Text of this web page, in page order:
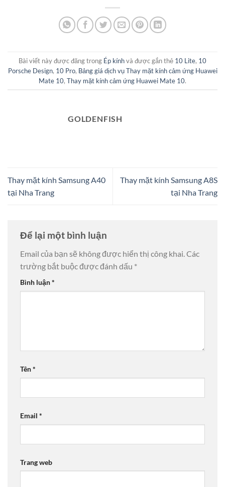
Bài viết này được đăng trong Ép kínhvà được gắn thẻ 10 Lite, 10
Porsche Design, 10 Pro, Bảng giá dịch vụ Thay mặt kính cảm ứng Huawei
Mate 10, Thay mặt kính cảm ứng Huawei Mate 10.
GOLDENFISH
Thay mặt kính Samsung A40
tại Nha Trang
Thay mặt kính Samsung A8S
tại Nha Trang
Để lại một bình luận
Email của bạn sẽ không được hiển thị công khai.Các
trường bắt buộc được đánh dấu *
Bình luận*
Tên*
Email *
Trang web